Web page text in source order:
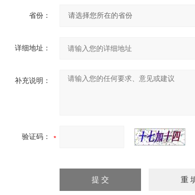
省份：
详细地址：
补充说明：
验证码：